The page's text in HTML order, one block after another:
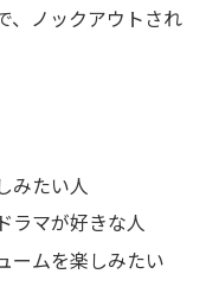
、ノックアウトされ
みたい人
ラマが好きな人
ームを楽しみたい